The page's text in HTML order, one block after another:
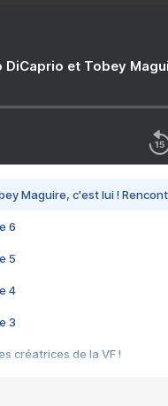
DiCaprio et Tobey
Maguire, c'est lui !
6
5
4
3
créatrices de la VF !